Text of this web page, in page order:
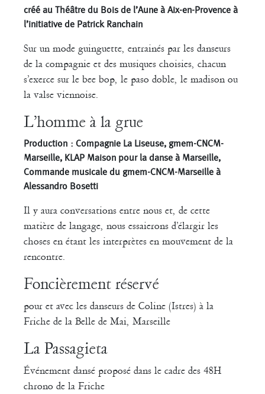
Frédéric Werlé
Georges Appaix
Gill Viandier Jean-Marc Fillet Jean-Pascal Gilly
Jean-Paul Bourel Jean-Pierre Larroche Julie Devigne
Laura Girotto Liliana Ferri
Marco Berrettini
Maria Eugenia Lopez Valenzuela
Maria Grazia Noce
Maud Le Pladec
Maxime Gomard
Melanie Venino
Michèle Prélonge
Muriel Corbel
Pascal Gobin
Pascale Cherblanc Pascale Luce
Sabine Macher
Séverine Bauvais
Stéphane Imbert
Valérie Brau-Antony
créé au Théâtre du Bois de l’Aune à Aix-en-Provence à
l’initiative de Patrick Ranchain
Sur un mode guinguette, entrainés par les danseurs
de la compagnie et des musiques choisies, chacun
s’exerce sur le bee bop, le paso doble, le madison ou
la valse viennoise.
L’homme à la grue
Production : Compagnie La Liseuse, gmem-CNCM-
Marseille, KLAP Maison pour la danse à Marseille,
Commande musicale du gmem-CNCM-Marseille à
Alessandro Bosetti
Il y aura conversations entre nous et, de cette
matière de langage, nous essaierons d’élargir les
choses en étant les interprètes en mouvement de la
rencontre.
Foncièrement réservé
pour et avec les danseurs de Coline (Istres) à la
Friche de la Belle de Mai, Marseille
La Passagieta
Événement dansé proposé dans le cadre des 48H
chrono de la Friche